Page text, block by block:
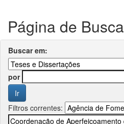
Página de Busca
Buscar em:
por
Filtros correntes: